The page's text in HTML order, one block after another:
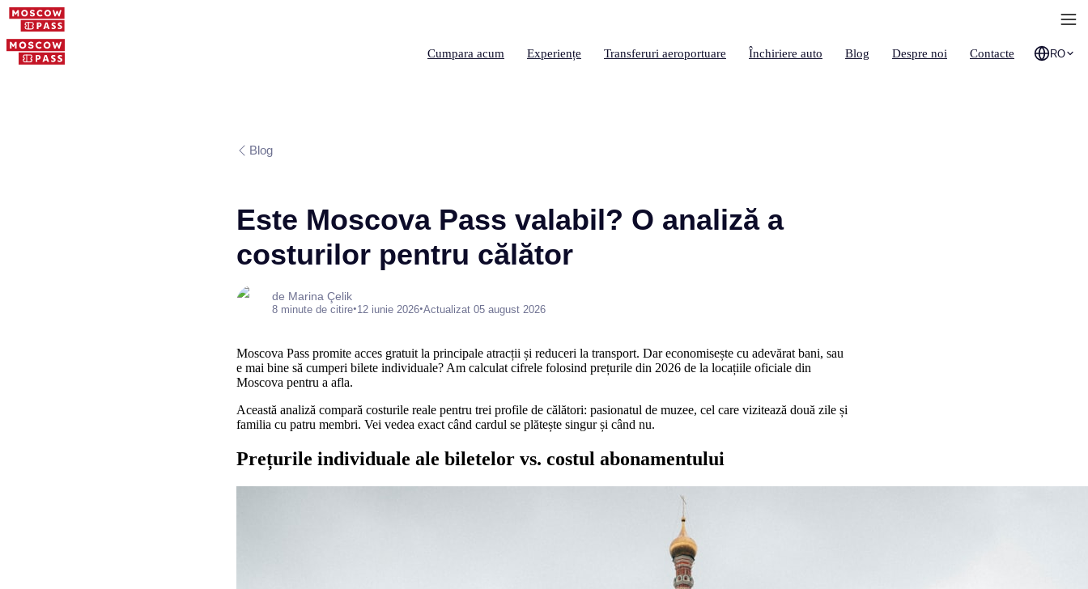
Cumpara acum Experiențe Transferuri aeroportuare Închiriere auto Blog Despre noi Contacte RO
Blog
Este Moscova Pass valabil? O analiză a
costurilor pentru călător
de Marina Çelik
8 minute de citire•12 iunie 2026•Actualizat 05 august 2026
Moscova Pass promite acces gratuit la principale atracții și reduceri la transport. Dar economisește cu adevărat bani, sau
e mai bine să cumperi bilete individuale? Am calculat cifrele folosind prețurile din 2026 de la locațiile oficiale din
Moscova pentru a afla.
Această analiză compară costurile reale pentru trei profile de călători: pasionatul de muzee, cel care vizitează două zile și
familia cu patru membri. Vei vedea exact când cardul se plătește singur și când nu.
Prețurile individuale ale biletelor vs. costul abonamentului